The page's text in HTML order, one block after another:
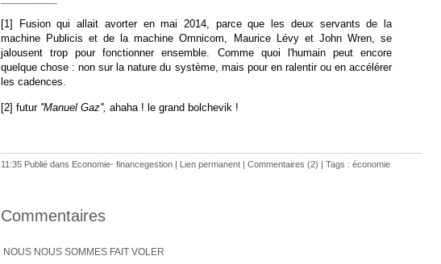
[1] Fusion qui allait avorter en mai 2014, parce que les deux servants de la
machine Publicis et de la machine Omnicom, Maurice Lévy et John Wren, se
jalousent trop pour fonctionner ensemble. Comme quoi l'humain peut encore
quelque chose : non sur la nature du système, mais pour en ralentir ou en accélérer
les cadences.
[2] futur ''Manuel Gaz'', ahaha ! le grand bolchevik !
11:35 Publié dans Economie- financegestion | Lien permanent | Commentaires (2) | Tags : économie
Commentaires
NOUS NOUS SOMMES FAIT VOLER